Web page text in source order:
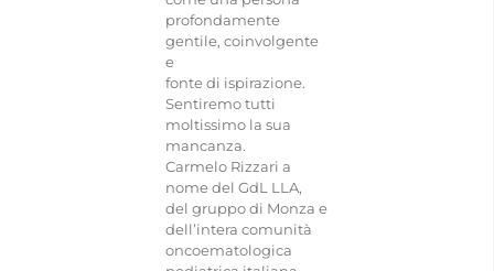
profondamente
gentile, coinvolgente
e
fonte di ispirazione.
Sentiremo tutti
moltissimo la sua
mancanza.
Carmelo Rizzari a
nome del GdL LLA,
del gruppo di Monza e
dell’intera comunità
oncoematologica